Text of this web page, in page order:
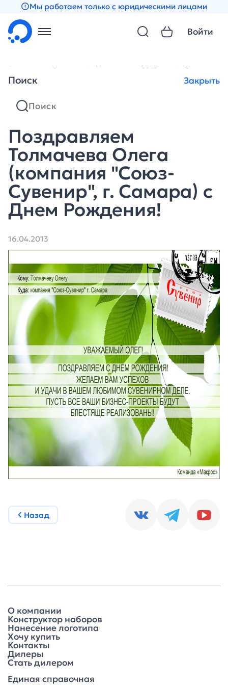
Мы работаем только с юридическими лицами
Поиск Закрыть
Войти
Главная Новости Новости за 2013 год
Поздравляем
Толмачева Олега
(компания "Союз-
Сувенир", г. Самара) с
Днем Рождения!
16.04.2013
Назад
О компании
Конструктор наборов
Нанесение логотипа
Хочу купить
Контакты
Дилеры
Стать дилером
Единая справочная